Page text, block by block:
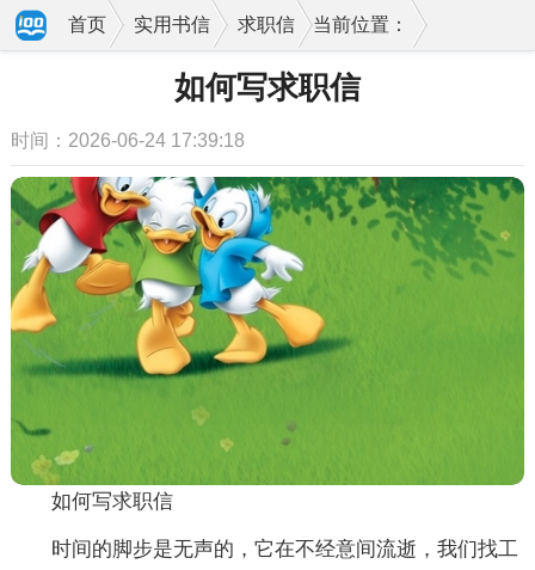
当前位置：
首页 实用书信 求职信
如何写求职信
时间：2026-06-24 17:39:18
如何写求职信
时间的脚步是无声的，它在不经意间流逝，我们找工